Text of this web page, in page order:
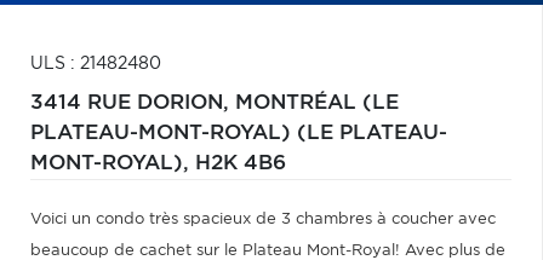
ULS : 21482480
3414 RUE DORION, MONTRÉAL (LE
PLATEAU-MONT-ROYAL) (LE PLATEAU-
MONT-ROYAL), H2K 4B6
Voici un condo très spacieux de 3 chambres à coucher avec
beaucoup de cachet sur le Plateau Mont-Royal! Avec plus de